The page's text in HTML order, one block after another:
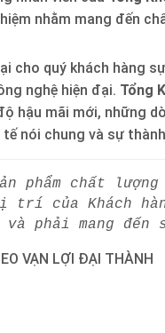
nhằm mang đến
cho quý khách hàng
nghệ hiện đại. Tổng
hậu mãi mới, những
nói chung và sự
phẩm chất
trí của Khách
và phải mang
VẠN LỢI ĐẠI THÀNH